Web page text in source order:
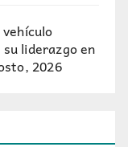
liderazgo en
2026